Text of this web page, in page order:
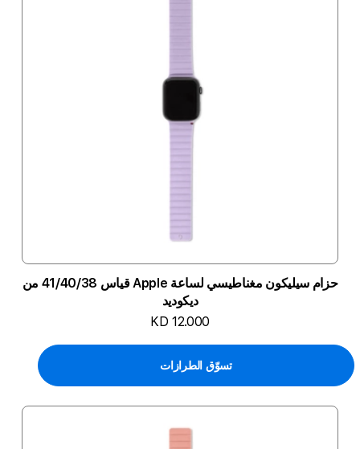
حزام سيليكون مغناطيسي لساعة Apple قياس 41/40/38 من
ديكوديد
KD 12.000
تسوّق الطرازات